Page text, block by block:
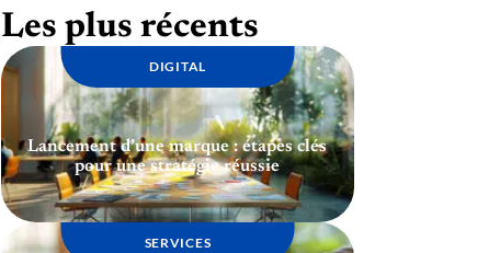
Les plus récents
DIGITAL
Lancement d’une marque : étapes clés
pour une stratégie réussie
SERVICES